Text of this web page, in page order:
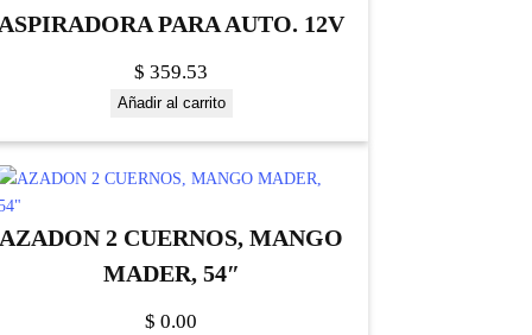
PARA AUTO. 12V
$ 359.53
Añadir al carrito
AZADON 2 CUERNOS, MANGO
MADER, 54″
$ 0.00